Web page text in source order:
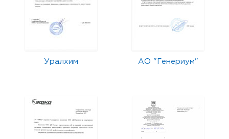
Уралхим АО "Генериум"